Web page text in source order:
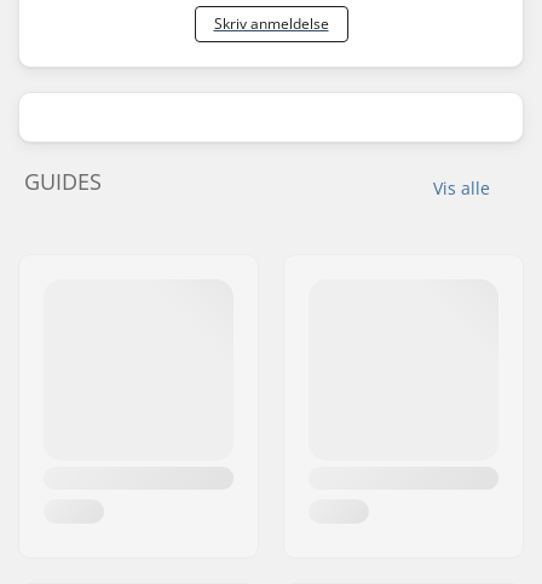
Skriv anmeldelse
Vis alle
GUIDES